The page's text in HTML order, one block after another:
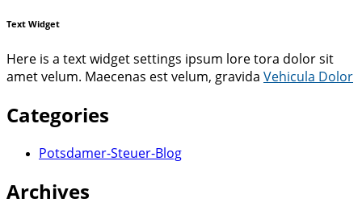
Text Widget
Here is a text widget settings ipsum lore tora dolor sit
amet velum. Maecenas est velum, gravida Vehicula Dolor
Categories
Potsdamer-Steuer-Blog
Archives